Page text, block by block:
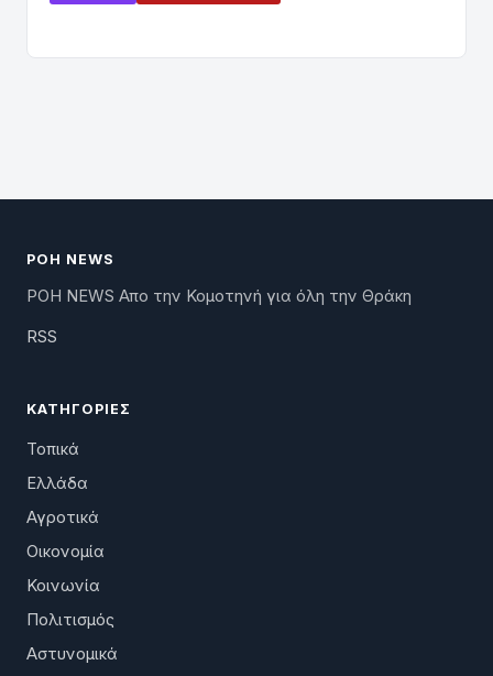
ΡΟΗ NEWS
ΡΟΗ NEWS Απο την Κομοτηνή για όλη την Θράκη
RSS
ΚΑΤΗΓΟΡΊΕΣ
Τοπικά
Ελλάδα
Αγροτικά
Οικονομία
Κοινωνία
Πολιτισμός
Αστυνομικά